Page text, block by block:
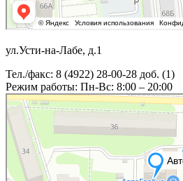
ул.Усти-на-Лабе, д.1
Тел./факс: 8 (4922) 28-00-28 доб. (1)
Режим работы: Пн-Вс: 8:00 – 20:00